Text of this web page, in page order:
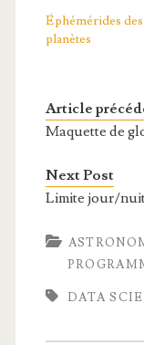
Éphémérides des
planètes
Article
Maquette de
Next Post
Limite jour/
DATA